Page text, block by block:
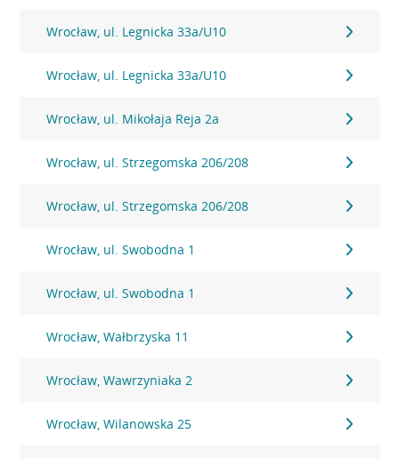
Wrocław, ul. Legnicka 33a/U10
Wrocław, ul. Legnicka 33a/U10
Wrocław, ul. Mikołaja Reja 2a
Wrocław, ul. Strzegomska 206/208
Wrocław, ul. Strzegomska 206/208
Wrocław, ul. Swobodna 1
Wrocław, ul. Swobodna 1
Wrocław, Wałbrzyska 11
Wrocław, Wawrzyniaka 2
Wrocław, Wilanowska 25